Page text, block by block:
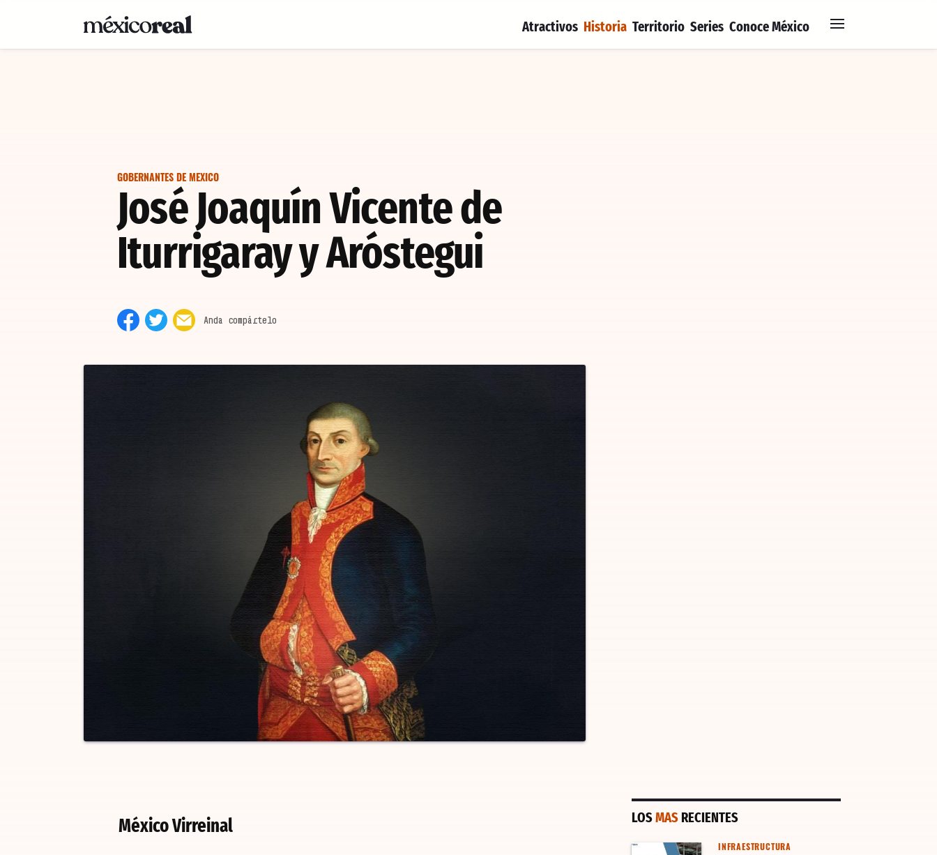
Atractivos Historia Territorio Series Conoce México
GOBERNANTES DE MEXICO
José Joaquín Vicente de
Iturrigaray y Aróstegui
México Virreinal LOSMAS RECIENTES
INFRAESTRUCTURA